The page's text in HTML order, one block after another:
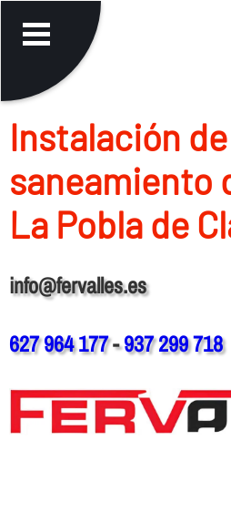
Instalación de
saneamiento
La Pobla de
info@fervalles.es
627 964 177-937 299 718